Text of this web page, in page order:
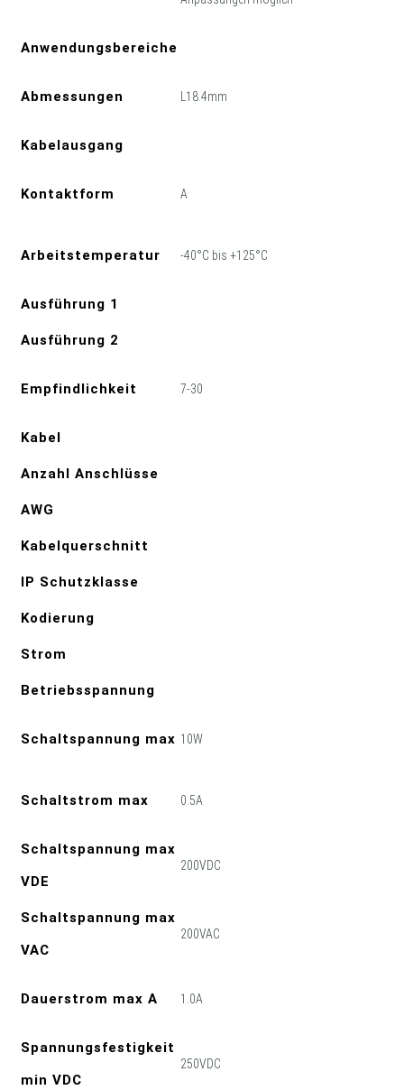
Anwendungsbereiche
Abmessungen L18.4mm
Kabelausgang
Kontaktform A
Arbeitstemperatur -40°C bis +125°C
Ausführung 1
Ausführung 2
Empfindlichkeit 7-30
Kabel
Anzahl Anschlüsse
AWG
Kabelquerschnitt
IP Schutzklasse
Kodierung
Strom
Betriebsspannung
Schaltspannung max 10W
Schaltstrom max 0.5A
Schaltspannung max
VDE
200VDC
Schaltspannung max
VAC
200VAC
Dauerstrom max A 1.0A
Spannungsfestigkeit
min VDC
250VDC